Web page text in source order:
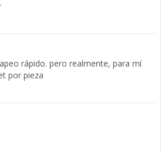
rápido. pero realmente, para mí
por pieza